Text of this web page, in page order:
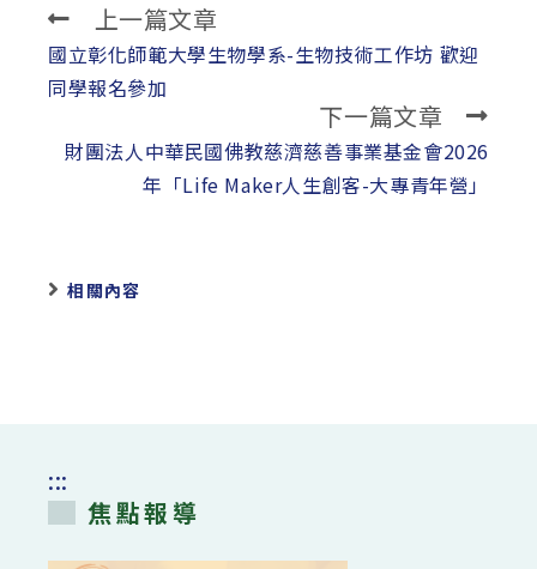
Read
more
articles
上一篇文章
國立彰化師範大學生物學系-生物技術工作坊 歡迎
同學報名參加
下一篇文章
財團法人中華民國佛教慈濟慈善事業基金會2026
年「Life Maker人生創客-大專青年營」
相關內容
:::
焦點報導